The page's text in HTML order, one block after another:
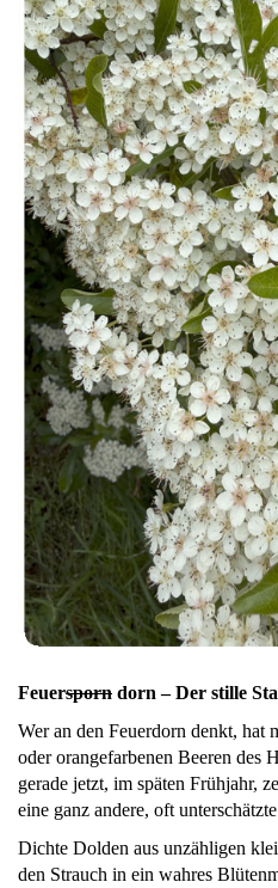
Feuersporn dorn – Der stille
Wer an den Feuerdorn denkt, hat
oder orangefarbenen Beeren des
gerade jetzt, im späten Frühjahr,
eine ganz andere, oft
Dichte Dolden aus unzähligen
den Strauch in ein wahres